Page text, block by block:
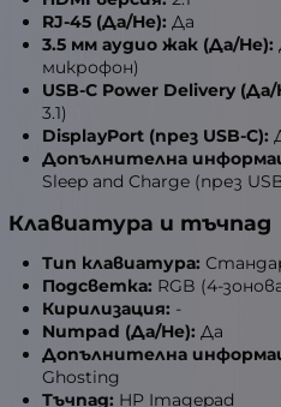
RJ-45 (Да/Не): Да
3.5 мм аудио жак (Да/Не):
микрофон)
USB-C Power Delivery (Да/
3.1)
DisplayPort (през USB-C):
Допълнителна
Sleep and Charge (през
Клавиатура и тъчпад
Тип клавиатура:
Подсветка: RGB (4-
Кирилизация: -
Numpad (Да/Не): Да
Допълнителна
Ghosting
Тъчпад: HP Imagepad